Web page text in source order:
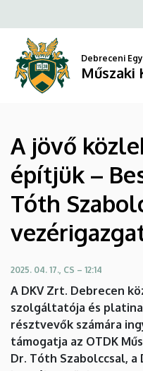
jövő
közlekedését
együtt
építjük
–
Beszélgetés
Dr.
Tóth
Szabolccsal,
a
DKV
a
tartalomra
Debreceni
Műszaki
A jövő
építjük –
Tóth
2025. 04. 17., CS – 12:14
A DKV Zrt. Debrecen
szolgáltatója és
résztvevők számára
támogatja az OTDK
Dr. Tóth Szabolccsal,